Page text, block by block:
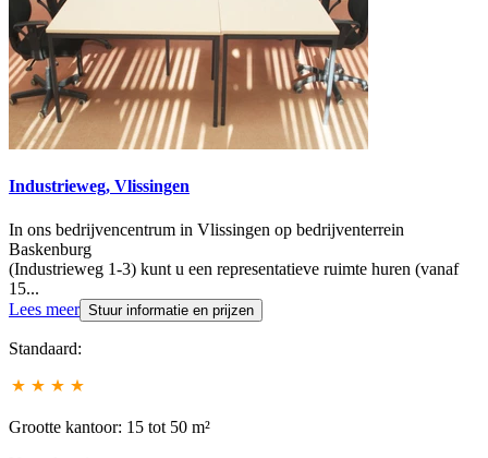
Industrieweg, Vlissingen
In ons bedrijvencentrum in Vlissingen op bedrijventerrein
Baskenburg
(Industrieweg 1-3) kunt u een representatieve ruimte huren (vanaf
15...
Lees meer Stuur informatie en prijzen
Standaard:
Grootte kantoor: 15 tot 50 m²